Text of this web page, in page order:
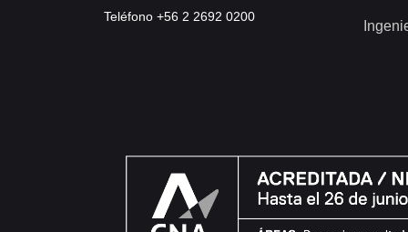
Teléfono +56 2 2692 0200